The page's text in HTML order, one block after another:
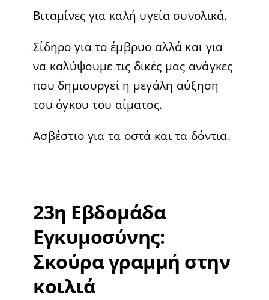
Βιταμίνες για καλή υγεία συνολικά.
Σίδηρο για το έμβρυο αλλά και για
να καλύψουμε τις δικές μας ανάγκες
που δημιουργεί η μεγάλη αύξηση
του όγκου του αίματος.
Ασβέστιο για τα οστά και τα δόντια.
23η Εβδομάδα
Εγκυμοσύνης:
Σκούρα γραμμή στην
κοιλιά